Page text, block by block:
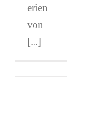
erien
von
[...]